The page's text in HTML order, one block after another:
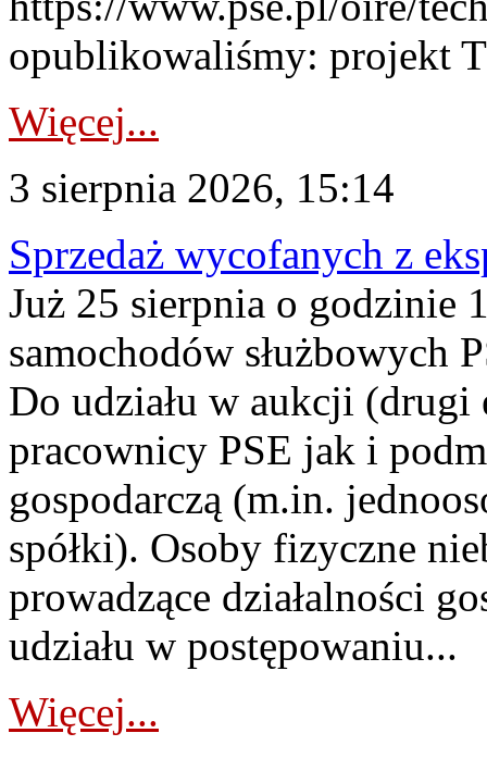
opublikowaliśmy: projekt
Więcej...
3 sierpnia 2026, 15:14
Sprzedaż wycofanych z
Już 25 sierpnia o godzinie
samochodów służbowych
Do udziału w aukcji (drugi
pracownicy PSE jak i
gospodarczą (m.in.
spółki). Osoby fizyczne
prowadzące działalności
udziału w postępowaniu...
Więcej...